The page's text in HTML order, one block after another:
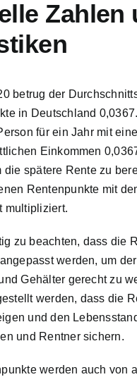
Zahlen
betrug der
in Deutschland
für ein Jahr mit
Einkommen
die spätere Rente zu
Rentenpunkte mit
multipliziert.
zu beachten, dass die
werden, um
Gehälter gerecht zu
werden, dass die
und den
und Rentner sichern.
werden auch von